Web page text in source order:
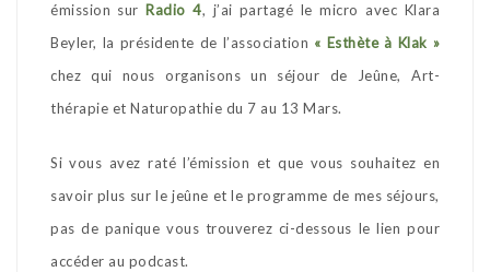
émission sur Radio 4, j’ai partagé le micro avec Klara
Beyler, la présidente de l’association « Esthète à Klak »
chez qui nous organisons un séjour de Jeûne, Art-
thérapie et Naturopathie du 7 au 13 Mars.
Si vous avez raté l’émission et que vous souhaitez en
savoir plus sur le jeûne et le programme de mes séjours,
pas de panique vous trouverez ci-dessous le lien pour
accéder au podcast.